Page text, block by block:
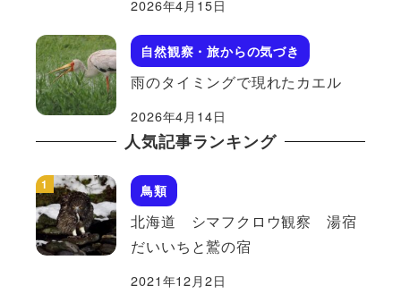
2026年4月15日
自然観察・旅からの気づき
雨のタイミングで現れたカエル
2026年4月14日
人気記事ランキング
鳥類
北海道 シマフクロウ観察 湯宿
だいいちと鷲の宿
2021年12月2日